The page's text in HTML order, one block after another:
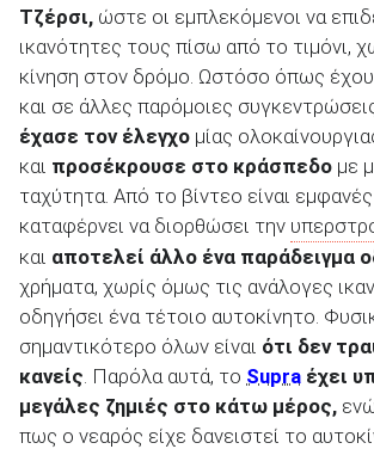
Καινούρια
ΑΝΑΖΗΤΗΣΗ
Μεταχειρισμένα
Τζέρσι, ώστε οι εμπλεκόμενοι να
ικανότητες τους πίσω από το τιμόνι,
κίνηση στον δρόμο. Ωστόσο όπως
και σε άλλες παρόμοιες
έχασε τον έλεγχο μίας
και προσέκρουσε στο κράσπεδο με
ταχύτητα. Από το βίντεο είναι
καταφέρνει να διορθώσει την
και αποτελεί άλλο ένα παράδειγμα
χρήματα, χωρίς όμως τις ανάλογες
οδηγήσει ένα τέτοιο αυτοκίνητο.
σημαντικότερο όλων είναι ότι δεν
κανείς . Παρόλα αυτά, το Supra έχει
μεγάλες ζημιές στο κάτω μέρος,
πως ο νεαρός είχε δανειστεί το